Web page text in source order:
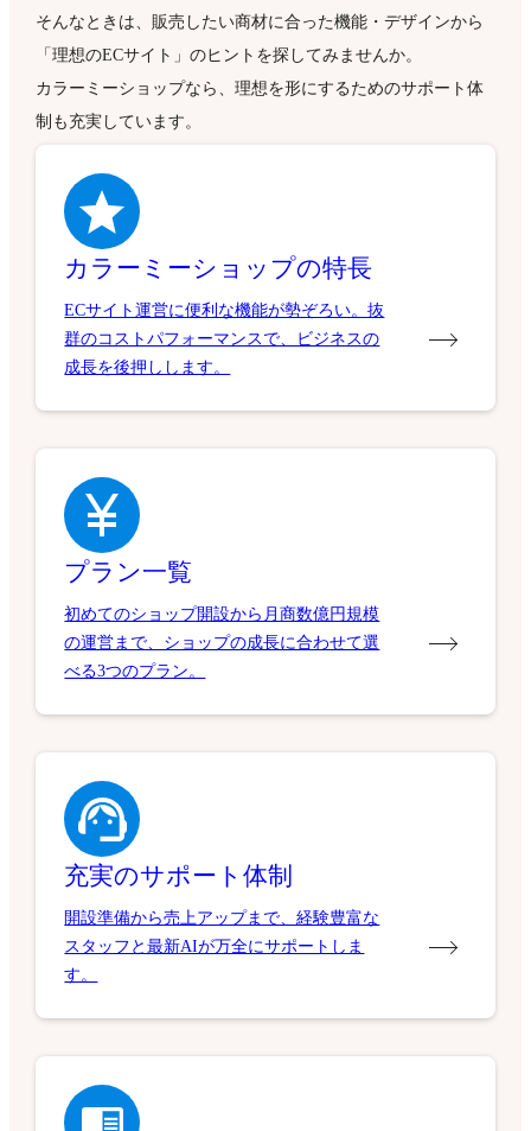
そんなときは、販売したい商材に合った機能・デザインから
「理想のECサイト」のヒントを探してみませんか。
カラーミーショップなら、理想を形にするためのサポート体
制も充実しています。
カラーミーショップの特長
ECサイト運営に便利な機能が勢ぞろい。抜
群のコストパフォーマンスで、ビジネスの
成長を後押しします。
プラン一覧
初めてのショップ開設から月商数億円規模
の運営まで、ショップの成長に合わせて選
べる3つのプラン。
充実のサポート体制
開設準備から売上アップまで、経験豊富な
スタッフと最新AIが万全にサポートしま
す。